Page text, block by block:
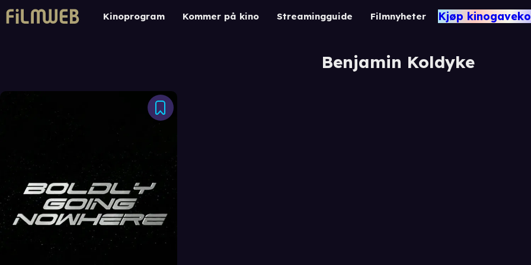
Kinoprogram Kommer på kino Streamingguide Filmnyheter Kjøp
Benjamin Koldyke